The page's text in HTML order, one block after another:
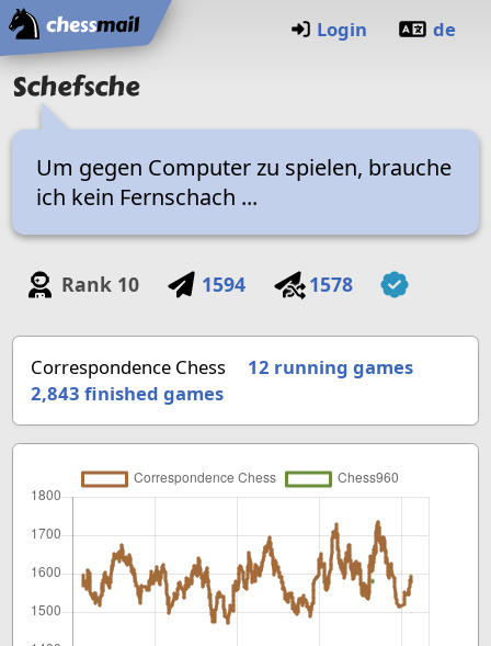
Home
Login de
Schefsche
Um gegen Computer zu spielen, brauche
ich kein Fernschach ...
Rank 10 1594 1578
Correspondence Chess
12 running games
2,843 finished games